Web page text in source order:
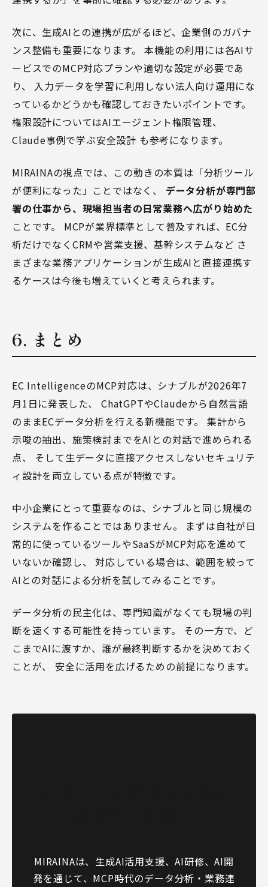
次に、生成AIとの連携が広がるほど、企業側のガバナ
ンス整備も重要になります。 本機能の利用には各AIサ
ービスでのMCP対応プランや適切な設定が必要であ
り、 入力データを学習に利用しない法人向け運用にな
っているかどうかも確認しておきたいポイントです。
権限設計についてはAIエージェント権限管理、
Claude事例で学ぶ安全設計 も参考になります。
MIRAINAの視点では、この動きの本質は「分析ツール
が便利になった」ことではなく、 データ分析が専門部
署の仕事から、現場担当者の日常業務へ広がり始めた
ことです。 MCPが業界標準として普及すれば、EC分
析だけでなくCRMや営業支援、基幹システムなど さ
まざまな業務アプリケーションが生成AIと直接連携す
るケースは今後も増えていくと考えられます。
6. まとめ
EC IntelligenceのMCP対応は、シナブルが2026年7
月1日に発表した、 ChatGPTやClaudeから自然言語
のままECデータ分析を行える新機能です。 集計から
示唆の抽出、施策検討までをAIとの対話で進められる
点、 そして生データに直接アクセスしないセキュリテ
ィ設計を両立している点が特徴です。
中小企業にとって重要なのは、シナブルと同じ規模の
システムを作ることではありません。 まずは自社が日
常的に使っているツールやSaaSがMCP対応を進めて
いないか確認し、 対応している場合は、範囲を絞って
AIとの対話による分析を試してみることです。
データ分析の民主化は、専門知識がなくても現場の判
断を速くする可能性を持っています。 その一方で、ど
こまでAIに渡すか、誰が最終判断するかを決めておく
ことが、 安全に活用を広げるための前提になります。
MIRAINAは、生成AI活用支援、AI研修、AI開
発を通じて、MCP時代のデータ分析・業務連